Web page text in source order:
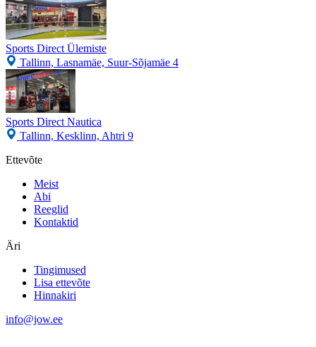
Sports Direct Ülemiste
Tallinn, Lasnamäe, Suur-Sõjamäe 4
Sports Direct Nautica
Tallinn, Kesklinn, Ahtri 9
Ettevõte
Meist
Abi
Reeglid
Kontaktid
Äri
Tingimused
Lisa ettevõte
Hinnakiri
info@jow.ee